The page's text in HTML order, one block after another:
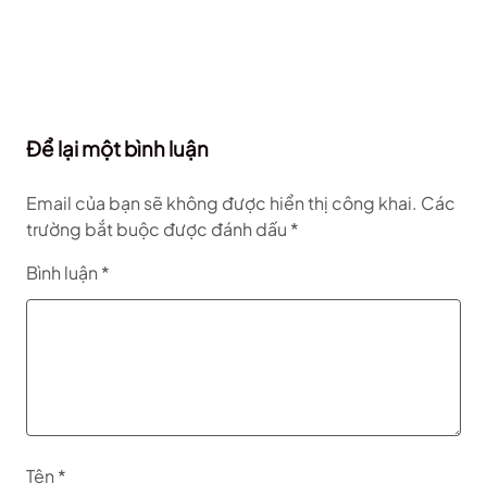
Để lại một bình luận
Email của bạn sẽ không được hiển thị công khai. Các
trường bắt buộc được đánh dấu *
Bình luận *
Tên *